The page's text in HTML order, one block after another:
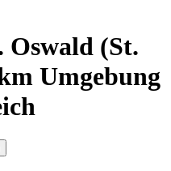
Oswald (St.
Umgebung